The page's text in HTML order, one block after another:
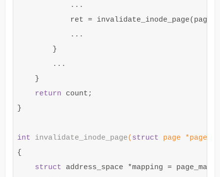
...
ret = invalidate_inode_page( page
...
}
...
}
return
count ;
}
int invalidate_inode_page( struct page *page
{
struct
address_space *mapping =